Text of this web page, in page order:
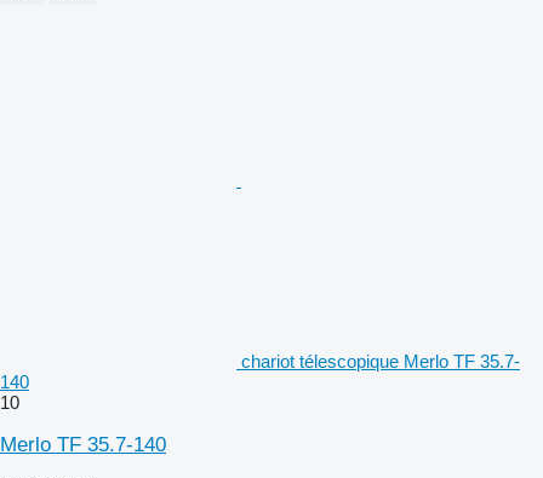
chariot télescopique Merlo TF 35.7-
140
10
Merlo TF 35.7-140